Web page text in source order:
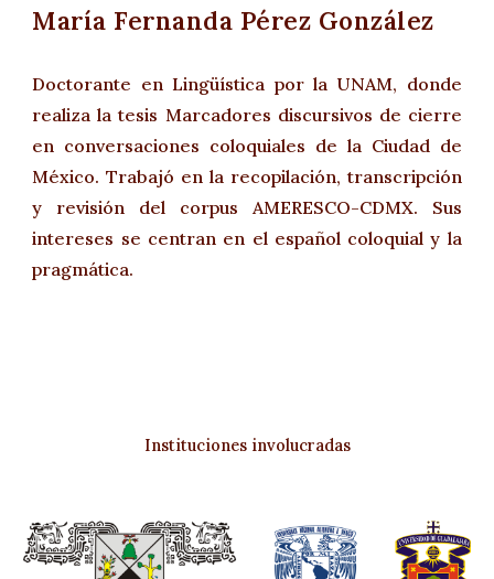
María Fernanda Pérez González
Doctorante en Lingüística por la UNAM, donde
realiza la tesis Marcadores discursivos de cierre
en conversaciones coloquiales de la Ciudad de
México. Trabajó en la recopilación, transcripción
y revisión del corpus AMERESCO-CDMX. Sus
intereses se centran en el español coloquial y la
pragmática.
Instituciones involucradas